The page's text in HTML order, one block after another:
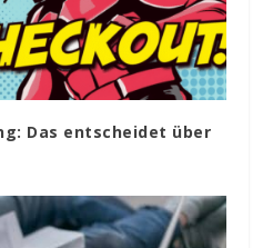
Das entscheidet über